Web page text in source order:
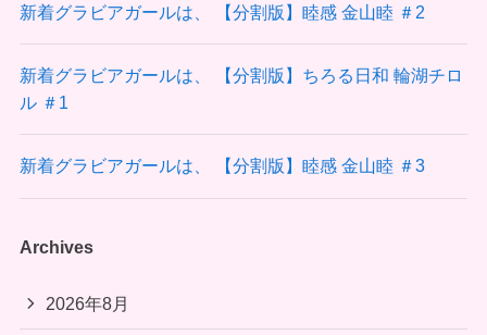
新着グラビアガールは、 【分割版】睦感 金山睦 ＃2
新着グラビアガールは、 【分割版】ちろる日和 輪湖チロ
ル ＃1
新着グラビアガールは、 【分割版】睦感 金山睦 ＃3
Archives
2026年8月